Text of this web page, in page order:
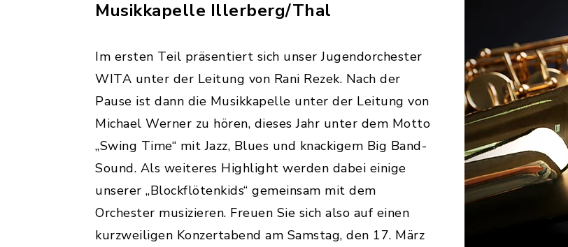
Musikkapelle Illerberg/Thal
Im ersten Teil präsentiert sich unser Jugendorchester
WITA unter der Leitung von Rani Rezek. Nach der
Pause ist dann die Musikkapelle unter der Leitung von
Michael Werner zu hören, dieses Jahr unter dem Motto
„Swing Time“ mit Jazz, Blues und knackigem Big Band-
Sound. Als weiteres Highlight werden dabei einige
unserer „Blockflötenkids“ gemeinsam mit dem
Orchester musizieren. Freuen Sie sich also auf einen
kurzweiligen Konzertabend am Samstag, den 17. März